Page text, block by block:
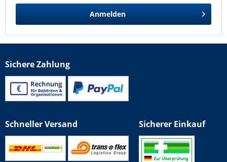
Anmelden
Sichere Zahlung
Schneller Versand Sicherer Einkauf